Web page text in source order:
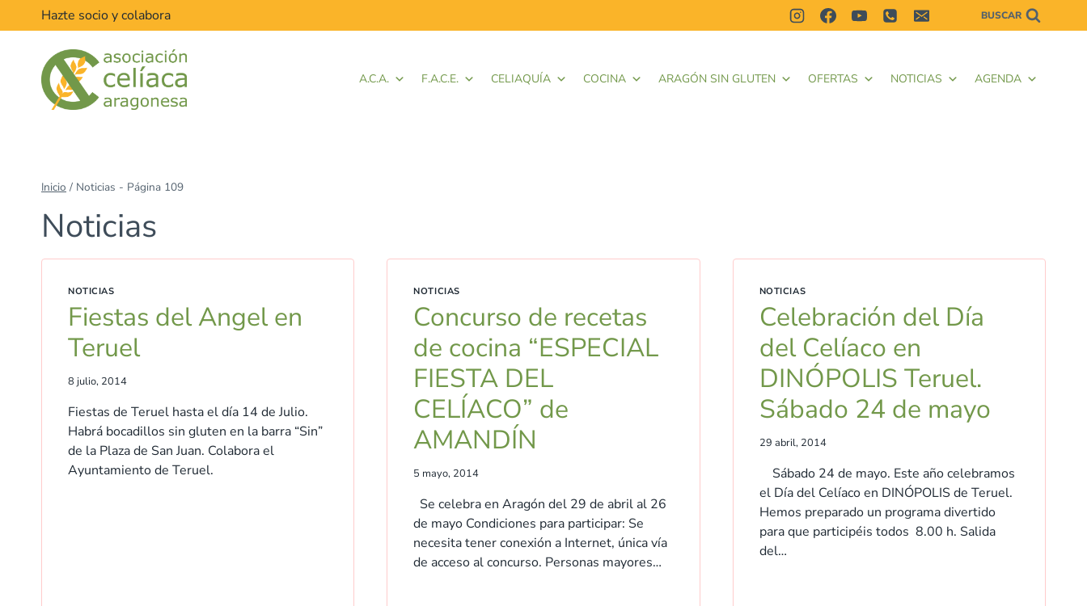
al
Hazte socio y colabora BUSCAR
A.C.A. F.A.C.E. CELIAQUÍA COCINA ARAGÓN SIN GLUTEN OFERTAS NOTICIAS AGENDA
Inicio / Noticias - Página 109
Noticias
NOTICIAS
Fiestas del Angel en
Teruel
8 julio, 2014
Fiestas de Teruel hasta el día 14 de Julio.
Habrá bocadillos sin gluten en la barra “Sin”
de la Plaza de San Juan. Colabora el
Ayuntamiento de Teruel.
NOTICIAS
Concurso de recetas
de cocina “ESPECIAL
FIESTA DEL
CELÍACO” de
AMANDÍN
5 mayo, 2014
Se celebra en Aragón del 29 de abril al 26
de mayo Condiciones para participar: Se
necesita tener conexión a Internet, única vía
de acceso al concurso. Personas mayores…
NOTICIAS
Celebración del Día
del Celíaco en
DINÓPOLIS Teruel.
Sábado 24 de mayo
29 abril, 2014
Sábado 24 de mayo. Este año celebramos
el Día del Celíaco en DINÓPOLIS de Teruel.
Hemos preparado un programa divertido
para que participéis todos 8.00 h. Salida
del…